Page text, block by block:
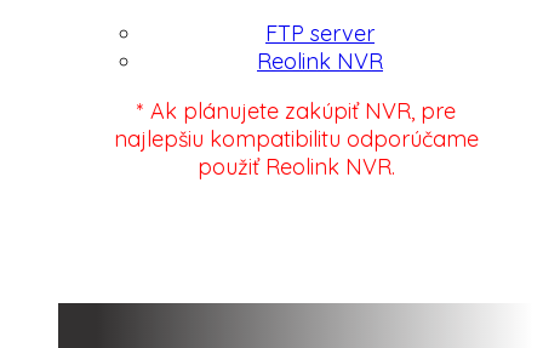
FTP server
Reolink NVR
* Ak plánujete zakúpiť NVR, pre
najlepšiu kompatibilitu odporúčame
použiť Reolink NVR.